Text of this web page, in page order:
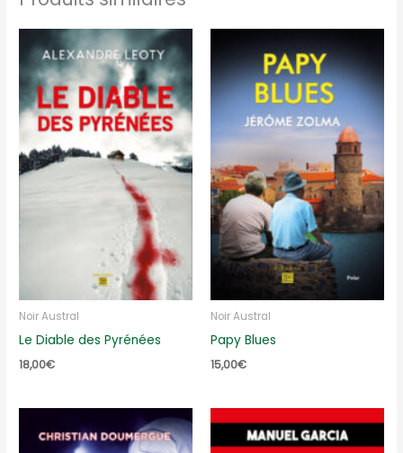
Noir Austral
Le Diable des Pyrénées
18,00€
Noir Austral
Papy Blues
15,00€